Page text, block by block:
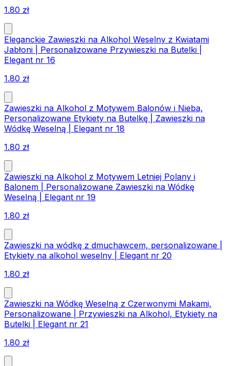
1.80 zł
Eleganckie Zawieszki na Alkohol Weselny z Kwiatami
Jabłoni | Personalizowane Przywieszki na Butelki |
Elegant nr 16
1.80 zł
Zawieszki na Alkohol z Motywem Balonów i Nieba,
Personalizowane Etykiety na Butelkę | Zawieszki na
Wódkę Weselną | Elegant nr 18
1.80 zł
Zawieszki na Alkohol z Motywem Letniej Polany i
Balonem | Personalizowane Zawieszki na Wódkę
Weselną | Elegant nr 19
1.80 zł
Zawieszki na wódkę z dmuchawcem, personalizowane |
Etykiety na alkohol weselny | Elegant nr 20
1.80 zł
Zawieszki na Wódkę Weselną z Czerwonymi Makami,
Personalizowane | Przywieszki na Alkohol, Etykiety na
Butelki | Elegant nr 21
1.80 zł